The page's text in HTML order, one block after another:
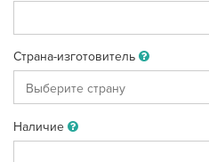
Страна-изготовитель
Наличие